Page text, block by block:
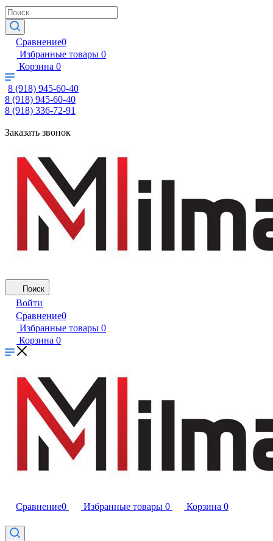
Сравнение0
Избранные товары 0
Корзина 0
8 (918) 945-60-40
8 (918) 945-60-40
8 (918) 336-72-91
Заказать звонок
Поиск
Войти
Сравнение0
Избранные товары 0
Корзина 0
Сравнение0 Избранные товары 0 Корзина 0